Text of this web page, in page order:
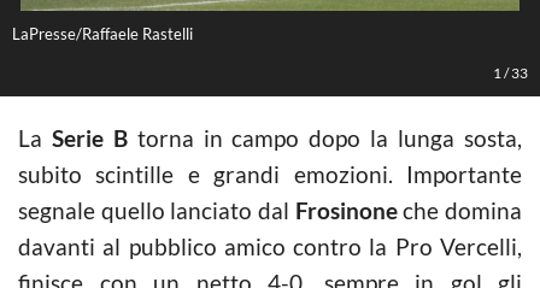
LaPresse/Raffaele Rastelli
1 /33
La Serie Btorna in campo dopo la lunga sosta,
subito scintille e grandi emozioni. Importante
segnale quello lanciato dal Frosinoneche domina
davanti al pubblico amico contro la Pro Vercelli,